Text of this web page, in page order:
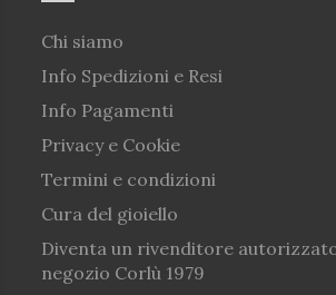
Chi siamo
Info Spedizioni e Resi
Info Pagamenti
Privacy e Cookie
Termini e condizioni
Cura del gioiello
Diventa un rivenditore
negozio Corlù 1979